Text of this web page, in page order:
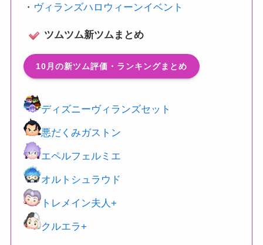
・ ヴィランズハロウィーンイベント
ツムツム新ツムまとめ
10月の新ツム評価・ランキングまとめ
ディズニーヴィランズセット
悪だくみガストン
エペルフェルミエ
オルトシュラウド
トレメイン夫人+
クルエラ+